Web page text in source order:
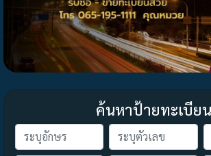
ค้นหาป้ายทะเบียน